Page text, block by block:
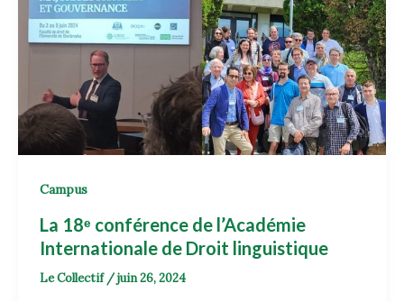
Campus
La 18ᵉ conférence de l’Académie
Internationale de Droit linguistique
Le Collectif /juin 26, 2024